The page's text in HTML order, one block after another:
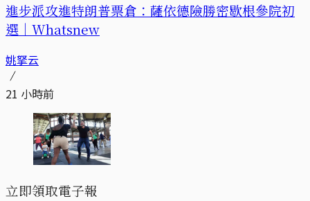
進步派攻進特朗普票倉：薩依德險勝密歇根參院初
選｜Whatsnew
姚拏云
21 小時前
立即領取電子報